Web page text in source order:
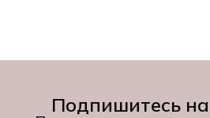
Подпишитесь